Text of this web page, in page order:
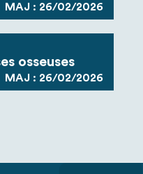
MAJ : 26/02/2026
osseuses
MAJ : 26/02/2026